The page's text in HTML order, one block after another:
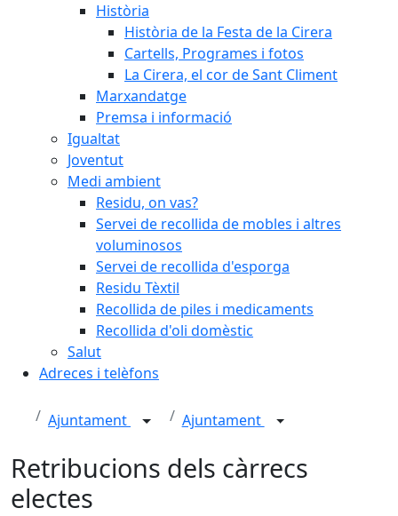
Història
Història de la Festa de la Cirera
Cartells, Programes i fotos
La Cirera, el cor de Sant Climent
Marxandatge
Premsa i informació
Igualtat
Joventut
Medi ambient
Residu, on vas?
Servei de recollida de mobles i altres
voluminosos
Servei de recollida d'esporga
Residu Tèxtil
Recollida de piles i medicaments
Recollida d'oli domèstic
Salut
Adreces i telèfons
Ajuntament Ajuntament
Retribucions dels càrrecs
electes